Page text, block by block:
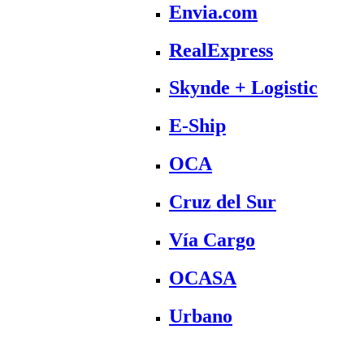
Envia.com
RealExpress
Skynde + Logistic
E-Ship
OCA
Cruz del Sur
Vía Cargo
OCASA
Urbano